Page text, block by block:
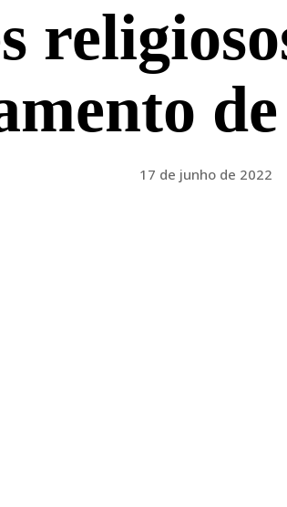
17 de junho de 2022